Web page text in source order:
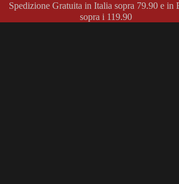
Spedizione Gratuita in Italia sopra 79.90 e in
sopra i 119.90